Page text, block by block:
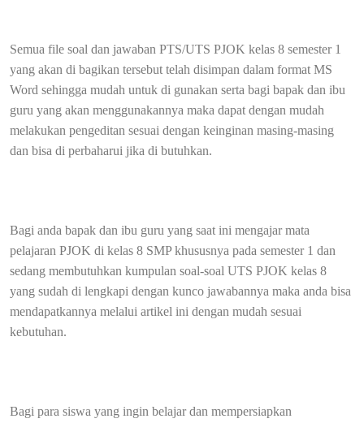
Semua file soal dan jawaban PTS/UTS PJOK kelas 8 semester 1
yang akan di bagikan tersebut telah disimpan dalam format MS
Word sehingga mudah untuk di gunakan serta bagi bapak dan ibu
guru yang akan menggunakannya maka dapat dengan mudah
melakukan pengeditan sesuai dengan keinginan masing-masing
dan bisa di perbaharui jika di butuhkan.
Bagi anda bapak dan ibu guru yang saat ini mengajar mata
pelajaran PJOK di kelas 8 SMP khususnya pada semester 1 dan
sedang membutuhkan kumpulan soal-soal UTS PJOK kelas 8
yang sudah di lengkapi dengan kunco jawabannya maka anda bisa
mendapatkannya melalui artikel ini dengan mudah sesuai
kebutuhan.
Bagi para siswa yang ingin belajar dan mempersiapkan